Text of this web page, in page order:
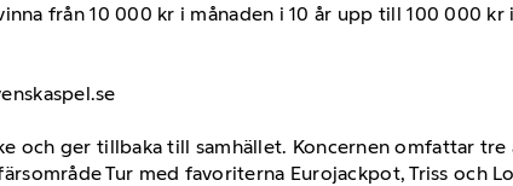
från 10 000 kr i månaden i 10 år upp till 100 000 kr
och ger tillbaka till samhället. Koncernen omfattar
Tur med favoriterna Eurojackpot, Triss och